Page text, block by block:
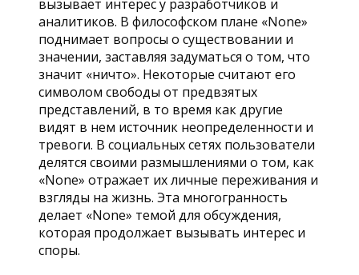
вызывает интерес у разработчиков и
аналитиков. В философском плане «None»
поднимает вопросы о существовании и
значении, заставляя задуматься о том, что
значит «ничто». Некоторые считают его
символом свободы от предвзятых
представлений, в то время как другие
видят в нем источник неопределенности и
тревоги. В социальных сетях пользователи
делятся своими размышлениями о том, как
«None» отражает их личные переживания и
взгляды на жизнь. Эта многогранность
делает «None» темой для обсуждения,
которая продолжает вызывать интерес и
споры.